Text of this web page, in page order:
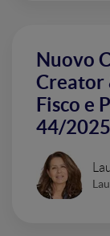
Nuovo
Creator
Fisco e
44/2025